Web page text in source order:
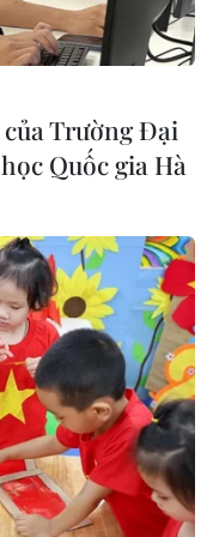
củng cố và
Tiên
mối quan hệ
phán hạt nhân
bế tắc và cạnh
Trường Đại
Quốc gia Hà